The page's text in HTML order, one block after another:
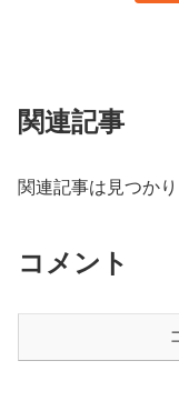
関連記事
関連記事は見つかり
コメント